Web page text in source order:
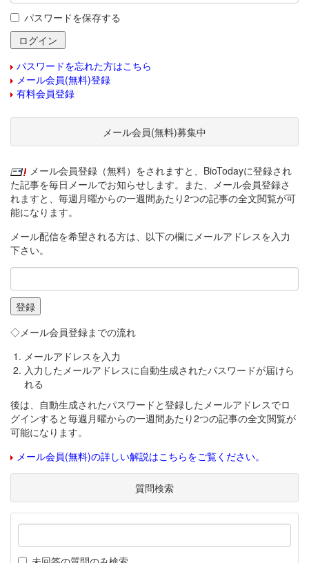
パスワードを保存する
パスワードを忘れた方はこちら
メール会員(無料)登録
有料会員登録
メール会員(無料)募集中
メール会員登録（無料）をされますと、BioTodayに登録され
た記事を毎日メールでお知らせします。また、メール会員登録さ
れますと、毎週月曜からの一週間あたり2つの記事の全文閲覧が可
能になります。
メール配信を希望される方は、以下の欄にメールアドレスを入力
下さい。
◇メール会員登録までの流れ
メールアドレスを入力
入力したメールアドレスに自動生成されたパスワードが届けら
れる
後は、自動生成されたパスワードと登録したメールアドレスでロ
グインすると毎週月曜からの一週間あたり2つの記事の全文閲覧が
可能になります。
メール会員(無料)の詳しい解説はこちらをご覧ください。
質問検索